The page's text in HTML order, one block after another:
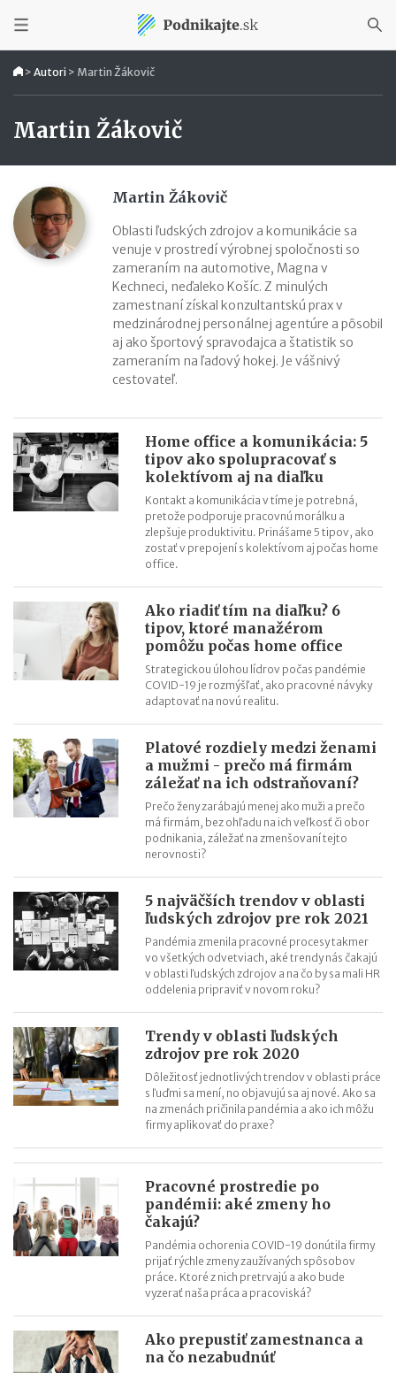
> Autori > Martin Žákovič
Martin Žákovič
Martin Žákovič
Oblasti ľudských zdrojov a komunikácie sa
venuje v prostredí výrobnej spoločnosti so
zameraním na automotive, Magna v
Kechneci, neďaleko Košíc. Z minulých
zamestnaní získal konzultantskú prax v
medzinárodnej personálnej agentúre a pôsobil
aj ako športový spravodajca a štatistik so
zameraním na ľadový hokej. Je vášnivý
cestovateľ.
Home office a komunikácia: 5
tipov ako spolupracovať s
kolektívom aj na diaľku
Kontakt a komunikácia v tíme je potrebná,
pretože podporuje pracovnú morálku a
zlepšuje produktivitu. Prinášame 5 tipov, ako
zostať v prepojení s kolektívom aj počas home
office.
Ako riadiť tím na diaľku? 6
tipov, ktoré manažérom
pomôžu počas home office
Strategickou úlohou lídrov počas pandémie
COVID-19 je rozmýšľať, ako pracovné návyky
adaptovať na novú realitu.
Platové rozdiely medzi ženami
a mužmi - prečo má firmám
záležať na ich odstraňovaní?
Prečo ženy zarábajú menej ako muži a prečo
má firmám, bez ohľadu na ich veľkosť či obor
podnikania, záležať na zmenšovaní tejto
nerovnosti?
5 najväčších trendov v oblasti
ľudských zdrojov pre rok 2021
Pandémia zmenila pracovné procesy takmer
vo všetkých odvetviach, aké trendy nás čakajú
v oblasti ľudských zdrojov a na čo by sa mali HR
oddelenia pripraviť v novom roku?
Trendy v oblasti ľudských
zdrojov pre rok 2020
Dôležitosť jednotlivých trendov v oblasti práce
s ľuďmi sa mení, no objavujú sa aj nové. Ako sa
na zmenách pričinila pandémia a ako ich môžu
firmy aplikovať do praxe?
Pracovné prostredie po
pandémii: aké zmeny ho
čakajú?
Pandémia ochorenia COVID-19 donútila firmy
prijať rýchle zmeny zaužívaných spôsobov
práce. Ktoré z nich pretrvajú a ako bude
vyzerať naša práca a pracoviská?
Ako prepustiť zamestnanca a
na čo nezabudnúť